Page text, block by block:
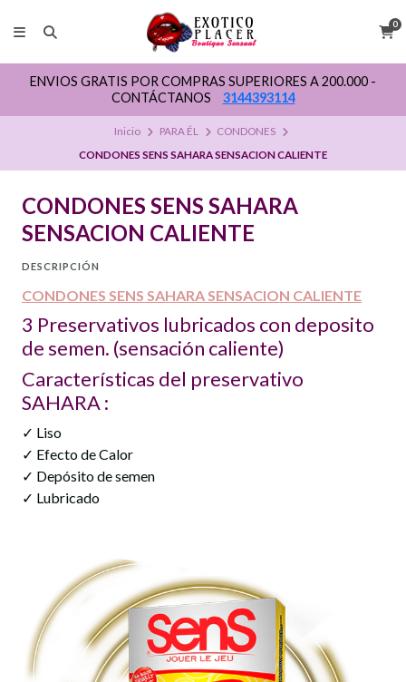
0
ENVIOS GRATIS POR COMPRAS SUPERIORES A 200.000 -
CONTÁCTANOS
3144393114
Inicio PARA ÉL
CONDONES
CONDONES SENS SAHARA SENSACION CALIENTE
CONDONES SENS SAHARA
SENSACION CALIENTE
DESCRIPCIÓN
CONDONES SENS SAHARA SENSACION CALIENTE
3 Preservativos lubricados con deposito
de semen. (sensación caliente)
Características del preservativo
SAHARA :
✓ Liso
✓ Efecto de Calor
✓ Depósito de semen
✓ Lubricado